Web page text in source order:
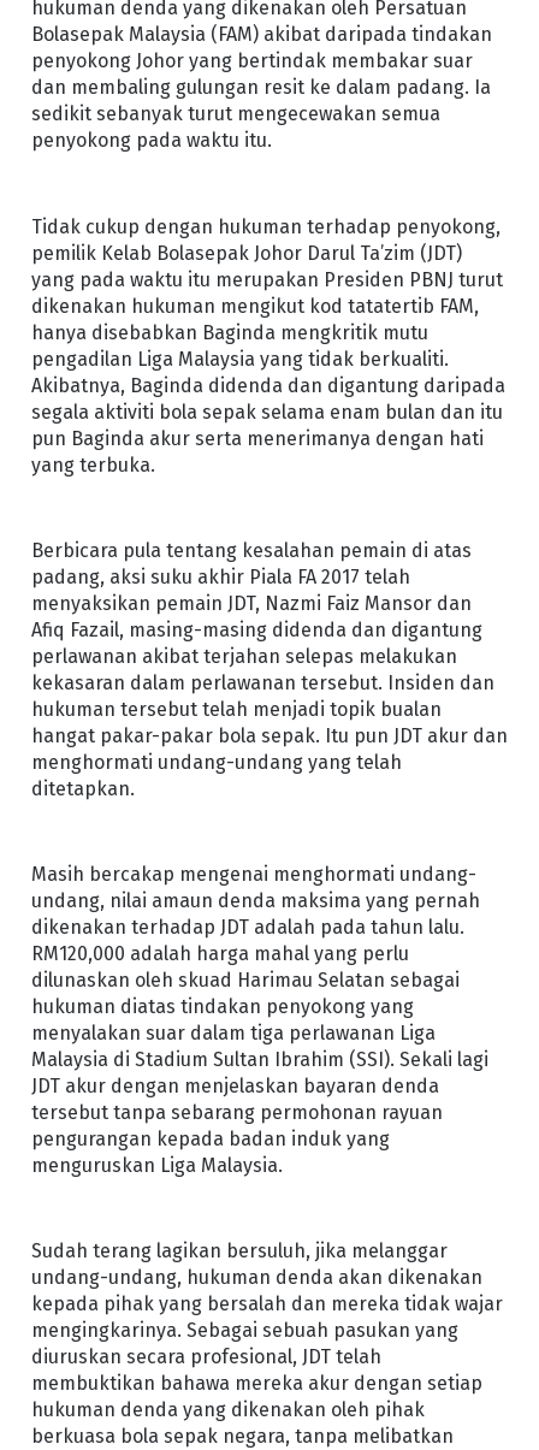
hukuman denda yang dikenakan oleh Persatuan
Bolasepak Malaysia (FAM) akibat daripada tindakan
penyokong Johor yang bertindak membakar suar
dan membaling gulungan resit ke dalam padang. Ia
sedikit sebanyak turut mengecewakan semua
penyokong pada waktu itu.
Tidak cukup dengan hukuman terhadap penyokong,
pemilik Kelab Bolasepak Johor Darul Ta’zim (JDT)
yang pada waktu itu merupakan Presiden PBNJ turut
dikenakan hukuman mengikut kod tatatertib FAM,
hanya disebabkan Baginda mengkritik mutu
pengadilan Liga Malaysia yang tidak berkualiti.
Akibatnya, Baginda didenda dan digantung daripada
segala aktiviti bola sepak selama enam bulan dan itu
pun Baginda akur serta menerimanya dengan hati
yang terbuka.
Berbicara pula tentang kesalahan pemain di atas
padang, aksi suku akhir Piala FA 2017 telah
menyaksikan pemain JDT, Nazmi Faiz Mansor dan
Afiq Fazail, masing-masing didenda dan digantung
perlawanan akibat terjahan selepas melakukan
kekasaran dalam perlawanan tersebut. Insiden dan
hukuman tersebut telah menjadi topik bualan
hangat pakar-pakar bola sepak. Itu pun JDT akur dan
menghormati undang-undang yang telah
ditetapkan.
Masih bercakap mengenai menghormati undang-
undang, nilai amaun denda maksima yang pernah
dikenakan terhadap JDT adalah pada tahun lalu.
RM120,000 adalah harga mahal yang perlu
dilunaskan oleh skuad Harimau Selatan sebagai
hukuman diatas tindakan penyokong yang
menyalakan suar dalam tiga perlawanan Liga
Malaysia di Stadium Sultan Ibrahim (SSI). Sekali lagi
JDT akur dengan menjelaskan bayaran denda
tersebut tanpa sebarang permohonan rayuan
pengurangan kepada badan induk yang
menguruskan Liga Malaysia.
Sudah terang lagikan bersuluh, jika melanggar
undang-undang, hukuman denda akan dikenakan
kepada pihak yang bersalah dan mereka tidak wajar
mengingkarinya. Sebagai sebuah pasukan yang
diuruskan secara profesional, JDT telah
membuktikan bahawa mereka akur dengan setiap
hukuman denda yang dikenakan oleh pihak
berkuasa bola sepak negara, tanpa melibatkan